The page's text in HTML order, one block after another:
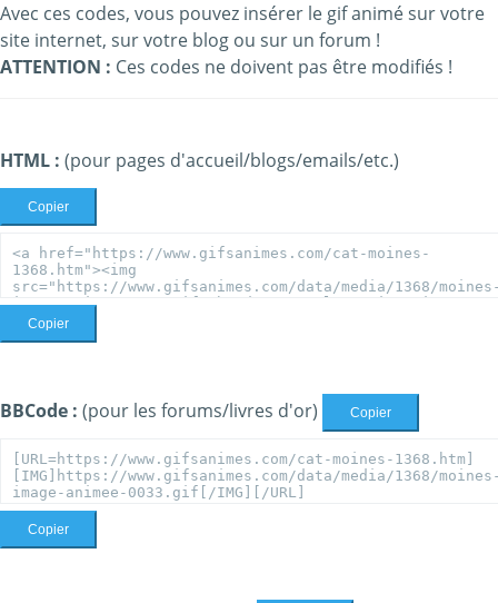
Avec ces codes, vous pouvez insérer le gif animé sur votre
site internet, sur votre blog ou sur un forum !
ATTENTION : Ces codes ne doivent pas être modifiés !
HTML : (pour pages d'accueil/blogs/emails/etc.)
Copier
Copier
BBCode : (pour les forums/livres d'or) Copier
Copier